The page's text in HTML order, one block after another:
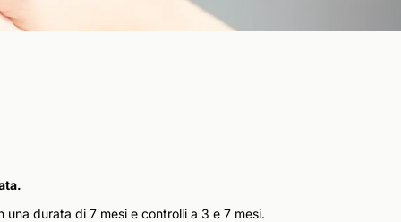
una durata di 7 mesi e controlli a 3 e 7 mesi.